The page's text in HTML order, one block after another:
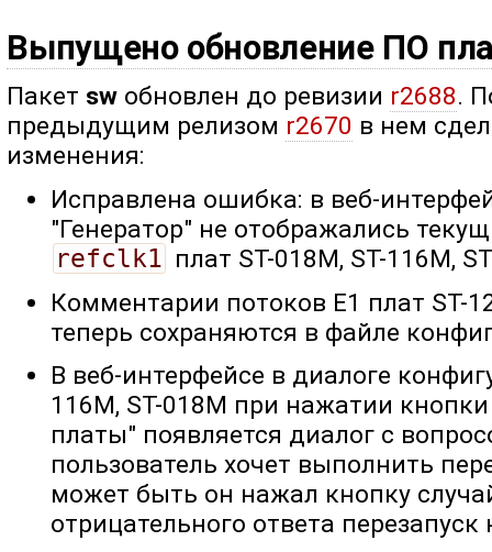
Выпущено обновление ПО
Пакет sw обновлен до ревизии r2688.
предыдущим релизом r2670 в нем
изменения:
Исправлена ошибка: в веб-
"Генератор" не отображались
refclk1 плат ST-018M, ST-116M,
Комментарии потоков E1 плат ST-
теперь сохраняются в файле
В веб-интерфейсе в диалоге
116M, ST-018M при нажатии
платы" появляется диалог с
пользователь хочет выполнить
может быть он нажал кнопку
отрицательного ответа